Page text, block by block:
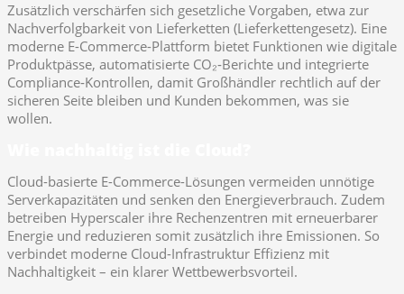
Zusätzlich verschärfen sich gesetzliche Vorgaben, etwa zur
Nachverfolgbarkeit von Lieferketten (Lieferkettengesetz). Eine
moderne E-Commerce-Plattform bietet Funktionen wie digitale
Produktpässe, automatisierte CO₂‑Berichte und integrierte
Compliance‑Kontrollen, damit Großhändler rechtlich auf der
sicheren Seite bleiben und Kunden bekommen, was sie
wollen.
Cloud-basierte E-Commerce-Lösungen vermeiden unnötige
Serverkapazitäten und senken den Energieverbrauch. Zudem
betreiben Hyperscaler ihre Rechenzentren mit erneuerbarer
Energie und reduzieren somit zusätzlich ihre Emissionen. So
verbindet moderne Cloud-Infrastruktur Effizienz mit
Nachhaltigkeit – ein klarer Wettbewerbsvorteil.